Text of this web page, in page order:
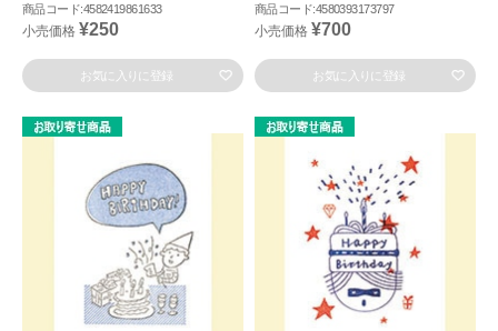
商品コード:4582419861633
小売価格 ¥250
お気に入りに登録
商品コード:4580393173797
小売価格 ¥700
お気に入りに登録